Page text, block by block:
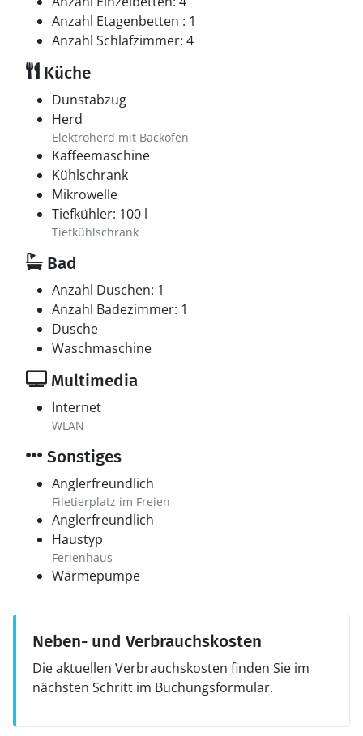
Anzahl Etagenbetten : 1
Anzahl Schlafzimmer: 4
Küche
Dunstabzug
Herd
Elektroherd mit Backofen
Kaffeemaschine
Kühlschrank
Mikrowelle
Tiefkühler: 100 l
Tiefkühlschrank
Bad
Anzahl Duschen: 1
Anzahl Badezimmer: 1
Dusche
Waschmaschine
Multimedia
Internet
WLAN
Sonstiges
Anglerfreundlich
Filetierplatz im Freien
Anglerfreundlich
Haustyp
Ferienhaus
Wärmepumpe
Neben- und Verbrauchskosten
Die aktuellen Verbrauchskosten finden Sie im
nächsten Schritt im Buchungsformular.